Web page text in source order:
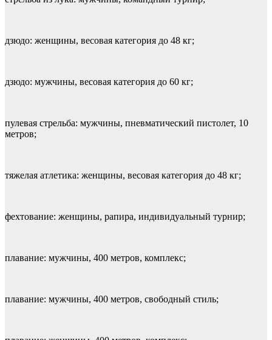
дзюдо: женщины, весовая категория до 48 кг;
дзюдо: мужчины, весовая категория до 60 кг;
пулевая стрельба: мужчины, пневматический пистолет, 10
метров;
тяжелая атлетика: женщины, весовая категория до 48 кг;
фехтование: женщины, рапира, индивидуальный турнир;
плавание: мужчины, 400 метров, комплекс;
плавание: мужчины, 400 метров, свободный стиль;